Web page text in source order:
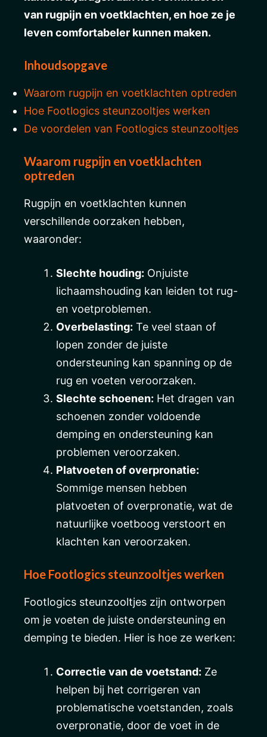
van rugpijn en voetklachten, en hoe ze je
leven comfortabeler kunnen maken.
Inhoudsopgave
Waarom rugpijn en voetklachten optreden
Hoe Footlogics steunzooltjes werken
De voordelen van Footlogics steunzooltjes
Waarom rugpijn en voetklachten
optreden
Rugpijn en voetklachten kunnen
verschillende oorzaken hebben,
waaronder:
Slechte houding: Onjuiste
lichaamshouding kan leiden tot rug-
en voetproblemen.
Overbelasting: Te veel staan of
lopen zonder de juiste
ondersteuning kan spanning op de
rug en voeten veroorzaken.
Slechte schoenen: Het dragen van
schoenen zonder voldoende
demping en ondersteuning kan
problemen veroorzaken.
Platvoeten of overpronatie:
Sommige mensen hebben
platvoeten of overpronatie, wat de
natuurlijke voetboog verstoort en
klachten kan veroorzaken.
Hoe Footlogics steunzooltjes werken
Footlogics steunzooltjes zijn ontworpen
om je voeten de juiste ondersteuning en
demping te bieden. Hier is hoe ze werken:
Correctie van de voetstand: Ze
helpen bij het corrigeren van
problematische voetstanden, zoals
overpronatie, door de voet in de